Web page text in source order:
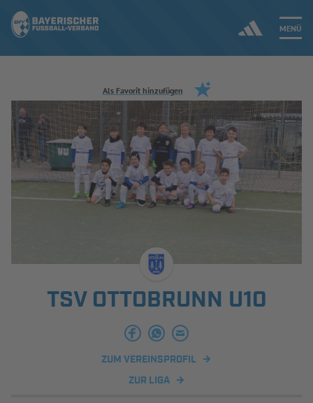
MENÜ
Jetzt einloggen
ERGEBNISSE & WETTBEWERBE
NEUIGKEITEN
SPIELBETRIEB & VERBANDSLEBEN
INFOTHEK SPIELPLUS
Als Favorit hinzufügen
TSV OTTOBRUNN U10
ZUM VEREINSPROFIL
ZUR LIGA